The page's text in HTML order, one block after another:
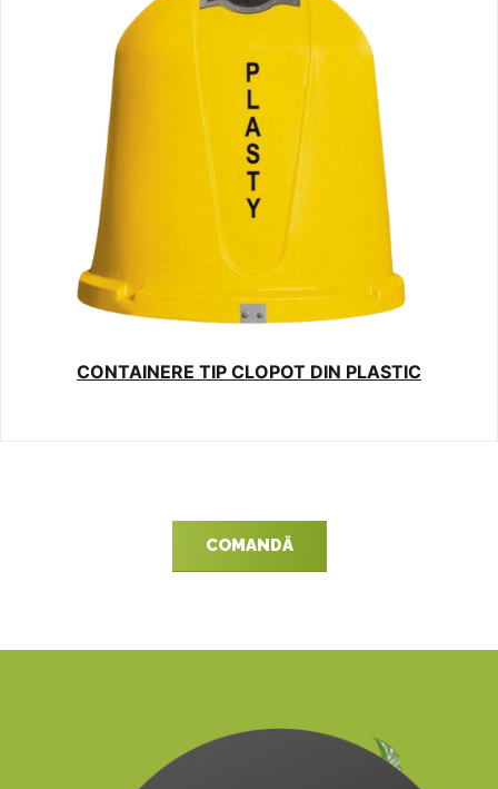
CONTAINERE TIP CLOPOT DIN PLASTIC
COMANDĂ